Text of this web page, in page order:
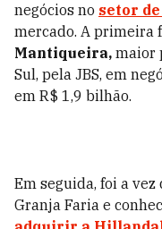
negócios no setor
mercado. A primeira
Mantiqueira, maior
Sul, pela JBS, em
em R$ 1,9 bilhão.
Em seguida, foi a vez
Granja Faria e